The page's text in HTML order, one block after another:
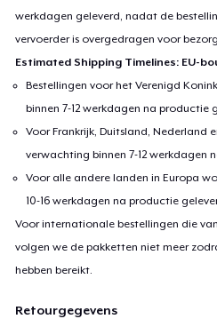
werkdagen geleverd, nadat de
vervoerder is overgedragen voor
Estimated Shipping Timelines: EU-
Bestellingen voor het Verenigd
binnen 7-12 werkdagen na productie
Voor Frankrijk, Duitsland, Nederland
verwachting binnen 7-12 werkdagen
Voor alle andere landen in Europa
10-16 werkdagen na productie
Voor internationale bestellingen die
volgen we de pakketten niet meer
hebben bereikt.
Retourgegevens